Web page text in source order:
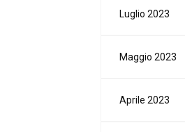
Luglio 2023
Maggio 2023
Aprile 2023